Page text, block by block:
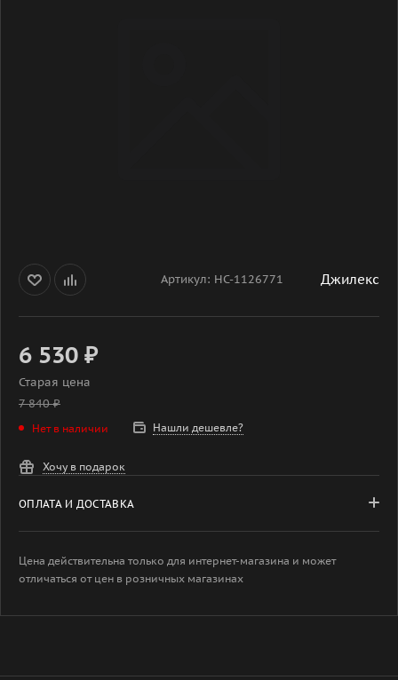
Артикул: НС-1126771 Джилекс
6 530 ₽
Старая цена
7 840₽
Нет в наличии Нашли дешевле?
Хочу в подарок
ОПЛАТА И ДОСТАВКА
Цена действительна только для интернет-магазина и может
отличаться от цен в розничных магазинах